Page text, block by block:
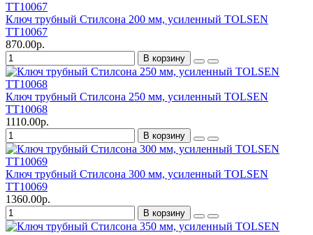
Ключ трубный Стилсона 200 мм, усиленный TOLSEN
TT10067
870.00р.
В корзину
Ключ трубный Стилсона 250 мм, усиленный TOLSEN
TT10068
1110.00р.
В корзину
Ключ трубный Стилсона 300 мм, усиленный TOLSEN
TT10069
1360.00р.
В корзину